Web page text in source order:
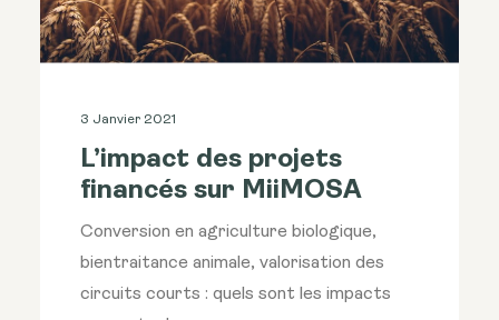
3 Janvier 2021
L’impact des projets
financés sur MiiMOSA
Conversion en agriculture biologique,
bientraitance animale, valorisation des
circuits courts : quels sont les impacts